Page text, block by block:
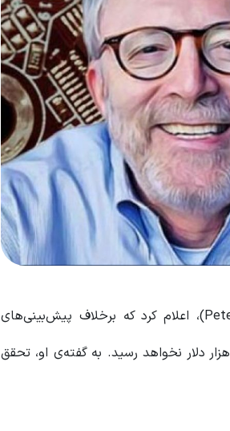
معامله‌گر باسابقه و تحلیلگر شناخته‌شده‌ی بازار، پیتر برنت (Peter Brandt)، اعلام کرد که برخلاف پیش‌بینی‌های
تا پایان سال جاری به ۲۰۰ هزار دلار نخواهد رسید. به گفته‌ی او، تحقق